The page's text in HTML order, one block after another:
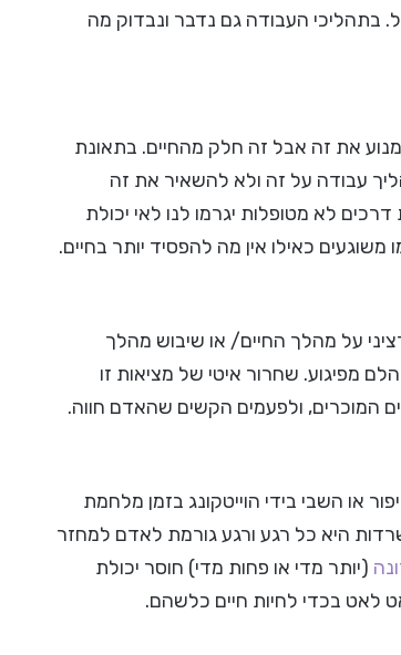
העבודה גם נדבר ונבדוק מה
את זה אבל זה חלק מהחיים. בתאונת
עבודה על זה ולא להשאיר את זה
לא מטופלות יגרמו לנו לאי יכולת
כאילו אין מה להפסיד יותר בחיים.
על מהלך החיים/ או שיבוש מהלך
הלם מפיגוע. שחרור איטי של מציאות זו
המוכרים, ולפעמים הקשים שהאדם חווה.
או השבי בידי הוייטקונג בזמן מלחמת
היא כל רגע ורגע גורמת לאדם למחזר
(יותר מדי או פחות מדי) חוסר יכולת
לאט בכדי לחיות חיים כלשהם.